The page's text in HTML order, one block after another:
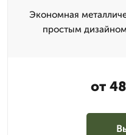
Экономная
простым
от